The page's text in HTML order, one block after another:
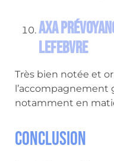
AXA
Lefebvre
Très bien notée et
l’accompagnement
notamment en
Conclusion